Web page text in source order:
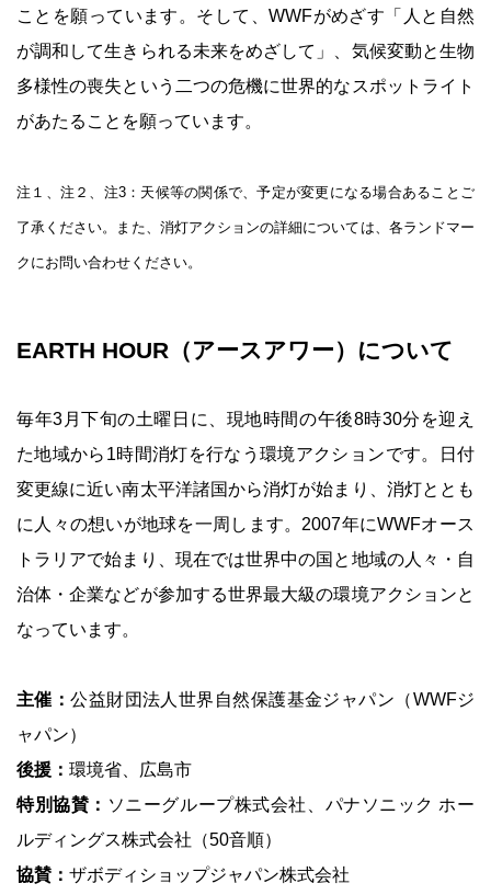
ことを願っています。そして、WWFがめざす「人と自然
が調和して生きられる未来をめざして」、気候変動と生物
多様性の喪失という二つの危機に世界的なスポットライト
があたることを願っています。
注１、注２、注3：天候等の関係で、予定が変更になる場合あることご
了承ください。また、消灯アクションの詳細については、各ランドマー
クにお問い合わせください。
EARTH HOUR（アースアワー）について
毎年3月下旬の土曜日に、現地時間の午後8時30分を迎え
た地域から1時間消灯を行なう環境アクションです。日付
変更線に近い南太平洋諸国から消灯が始まり、消灯ととも
に人々の想いが地球を一周します。2007年にWWFオース
トラリアで始まり、現在では世界中の国と地域の人々・自
治体・企業などが参加する世界最大級の環境アクションと
なっています。
主催：公益財団法人世界自然保護基金ジャパン（WWFジ
ャパン）
後援： 環境省、広島市
特別協賛： ソニーグループ株式会社、パナソニック ホー
ルディングス株式会社（50音順）
協賛： ザボディショップジャパン株式会社